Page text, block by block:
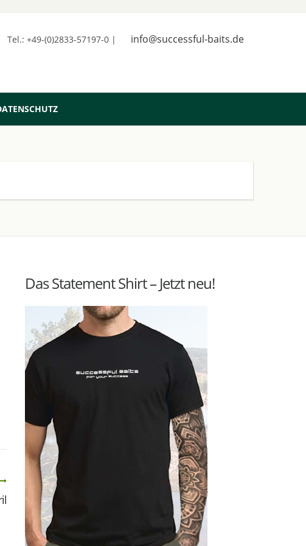
Tel.: +49-(0)2833-57197-0 | info@successful-baits.de
Das Statement Shirt – Jetzt neu!